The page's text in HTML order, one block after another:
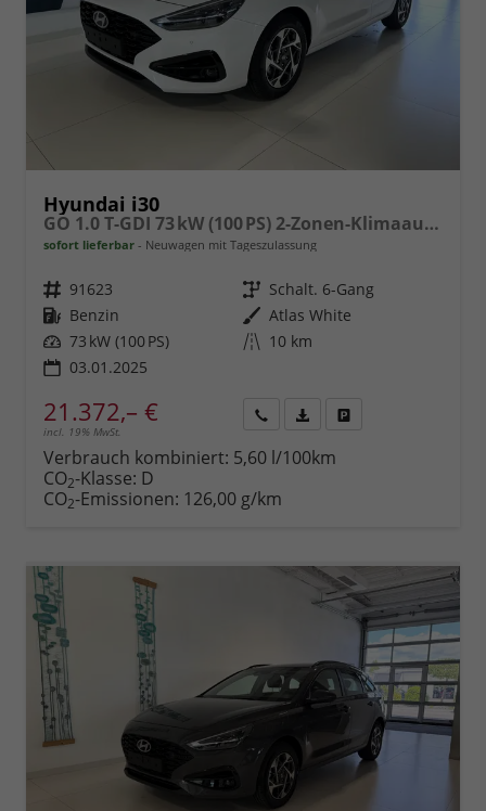
Hyundai i30
GO 1.0 T-GDI 73 kW (100 PS) 2-Zonen-Klimaautomatik, Einparkhilfe vorne und hinten, Rückfahrkamera, LED-Scheinwerfer, Sitzheizung, Lenkradheizung, Navigationssystem, Radio mit DAB, Apple CarPlay, Android Auto, 16 Zoll Leichtmetallfelgen, uvm.
sofort lieferbar Neuwagen mit Tageszulassung
Fahrzeugnr. 91623 Getriebe Schalt. 6-Gang
Kraftstoff Benzin Außenfarbe Atlas White
Leistung 73 kW (100 PS) Kilometerstand 10 km
03.01.2025
21.372,– €
incl. 19% MwSt.
anfordern
Datei,
Verbrauch kombiniert: 5,60 l/100km
CO2-Klasse: D
CO2-Emissionen: 126,00 g/km